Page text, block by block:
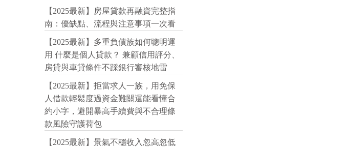
【2025最新】房屋貸款再融資完整指
南：優缺點、流程與注意事項一次看
【2025最新】多重負債族如何聰明運
用 什麼是個人貸款？ 兼顧信用評分、
房貸與車貸條件不踩銀行審核地雷
【2025最新】拒當求人一族，用免保
人借款輕鬆度過資金難關還能看懂合
約小字，避開暴高手續費與不合理條
款風險守護荷包
【2025最新】景氣不穩收入忽高忽低